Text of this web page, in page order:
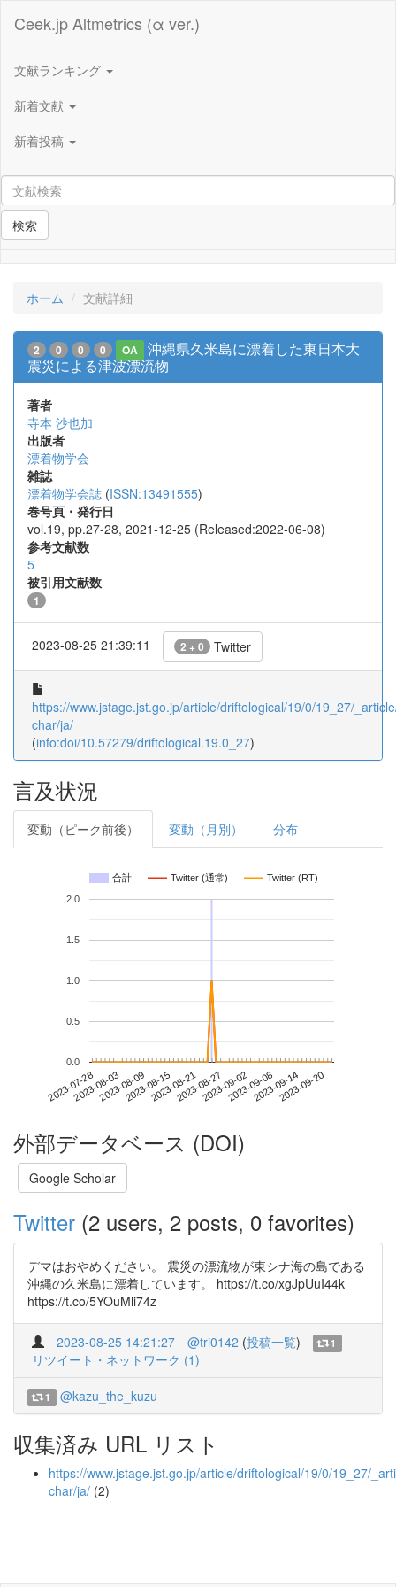
Ceek.jp Altmetrics (α ver.)
文献ランキング
新着文献
新着投稿
検索
ホーム 文献詳細
2 0 0 0 OA
沖縄県久米島に漂着した東日本大
震災による津波漂流物
著者
寺本 沙也加
出版者
漂着物学会
雑誌
漂着物学会誌 (ISSN:13491555)
巻号頁・発行日
vol.19, pp.27-28, 2021-12-25 (Released:2022-06-08)
参考文献数
5
被引用文献数
1
2023-08-25 21:39:11 2 + 0 Twitter
https://www.jstage.jst.go.jp/article/driftological/19/0/19_27/
char/ja/
(info:doi/10.57279/driftological.19.0_27)
言及状況
変動（ピーク前後） 変動（月別） 分布
合計 Twitter (通常) Twitter (RT)
2023-07-282023-08-032023-08-092023-08-152023-08-212023-08-272023-09-022023-09-082023-09-142023-09-20
0.0
0.5
1.0
1.5
2.0
外部データベース (DOI)
Google Scholar
Twitter (2 users, 2 posts, 0 favorites)
デマはおやめください。 震災の漂流物が東シナ海の島である
沖縄の久米島に漂着しています。 https://t.co/xgJpUuI44k
https://t.co/5YOuMli74z
2023-08-25 14:21:27 @tri0142 (投稿一覧) 1
リツイート・ネットワーク (1)
1 @kazu_the_kuzu
収集済み URL リスト
https://www.jstage.jst.go.jp/article/driftological/19/0/19_27/
char/ja/ (2)